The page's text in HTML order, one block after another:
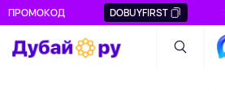
ПРОМОКОД DOBUYFIRST